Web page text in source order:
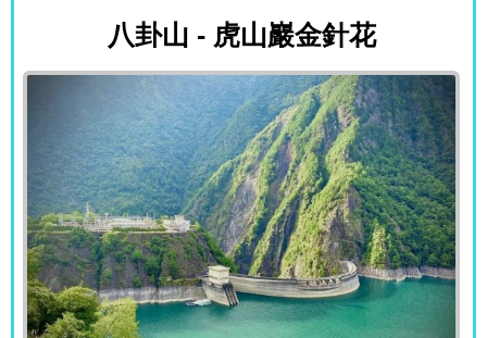
八卦山 - 虎山巖金針花
八卦山 - 虎山巖金針花